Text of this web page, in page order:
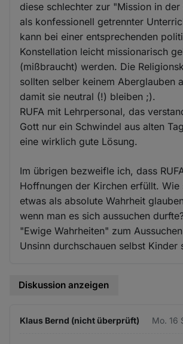
diese schlechter zur "Mission in
als konfessionell getrennter
kann bei einer entsprechenden
Konstellation leicht missionarisch
(mißbraucht) werden. Die
sollten selber keinem Aberglauben
damit sie neutral (!) bleiben ;).
RUFA mit Lehrpersonal, das
Gott nur ein Schwindel aus alten
eine wirklich gute Lösung.
Im übrigen bezweifle ich, dass
Hoffnungen der Kirchen erfüllt. Wie
etwas als absolute Wahrheit
wenn man es sich aussuchen
"Ewige Wahrheiten" zum
Unsinn durchschauen selbst Kinder
Diskussion anzeigen
Klaus Bernd (nicht überprüft) Mo. 16